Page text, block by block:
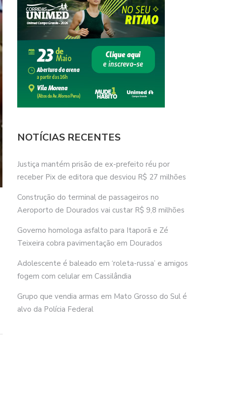
NOTÍCIAS RECENTES
Justiça mantém prisão de ex-prefeito réu por
receber Pix de editora que desviou R$ 27 milhões
Construção do terminal de passageiros no
Aeroporto de Dourados vai custar R$ 9,8 milhões
Governo homologa asfalto para Itaporã e Zé
Teixeira cobra pavimentação em Dourados
Adolescente é baleado em ‘roleta-russa’ e amigos
fogem com celular em Cassilândia
Grupo que vendia armas em Mato Grosso do Sul é
alvo da Polícia Federal